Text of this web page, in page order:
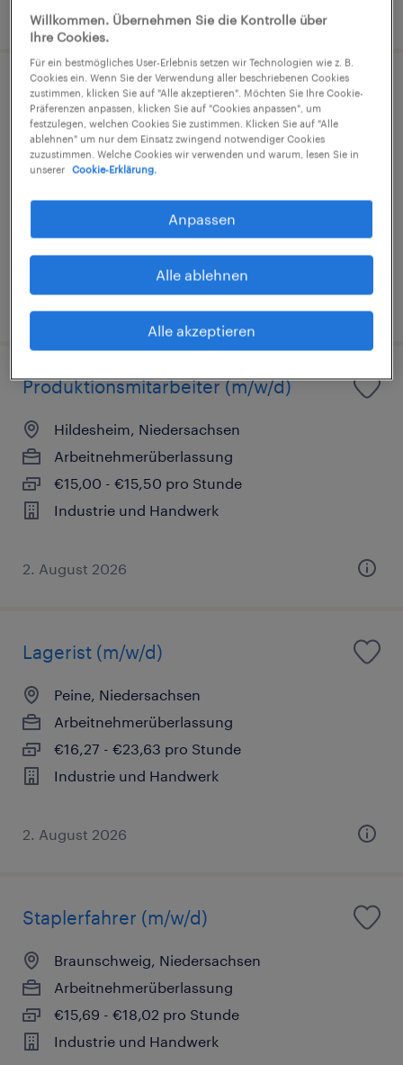
1. August 2026
Metallbauer (m/w/d)
Salzgitter, Niedersachsen
Arbeitnehmerüberlassung
€17,00 - €22,30 pro Stunde
Industrie und Handwerk
Produktionsmitarbeiter (m/w/d)
Hildesheim, Niedersachsen
Arbeitnehmerüberlassung
€15,00 - €15,50 pro Stunde
Industrie und Handwerk
2. August 2026
Lagerist (m/w/d)
Peine, Niedersachsen
Arbeitnehmerüberlassung
€16,27 - €23,63 pro Stunde
Industrie und Handwerk
2. August 2026
Staplerfahrer (m/w/d)
Braunschweig, Niedersachsen
Arbeitnehmerüberlassung
€15,69 - €18,02 pro Stunde
Industrie und Handwerk
Willkommen. Übernehmen Sie die Kontrolle über
Ihre Cookies.
Für ein bestmögliches User-Erlebnis setzen wir Technologien wie z. B.
Cookies ein. Wenn Sie der Verwendung aller beschriebenen Cookies
zustimmen, klicken Sie auf "Alle akzeptieren". Möchten Sie Ihre Cookie-
Präferenzen anpassen, klicken Sie auf "Cookies anpassen", um
festzulegen, welchen Cookies Sie zustimmen. Klicken Sie auf "Alle
ablehnen" um nur dem Einsatz zwingend notwendiger Cookies
zuzustimmen. Welche Cookies wir verwenden und warum, lesen Sie in
unserer
Cookie-Erklärung.
Anpassen
Alle ablehnen
Alle akzeptieren